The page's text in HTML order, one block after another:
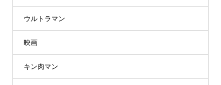
ウルトラマン
映画
キン肉マン